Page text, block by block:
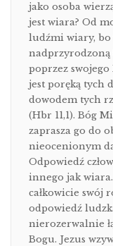
jako osoba
jest wiara? Od
ludźmi wiary,
nadprzyrodzoną
poprzez swojego
jest poręką tych
dowodem tych
(Hbr 11,1). Bóg
zaprasza go do
nieocenionym
Odpowiedź
innego jak
całkowicie swój
odpowiedź
nierozerwalnie
Bogu. Jezus